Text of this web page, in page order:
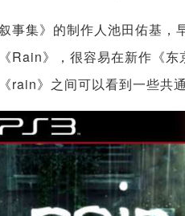
叙事集》的制作人池田佑基
Rain》，很容易在新作《
rain》之间可以看到一些共